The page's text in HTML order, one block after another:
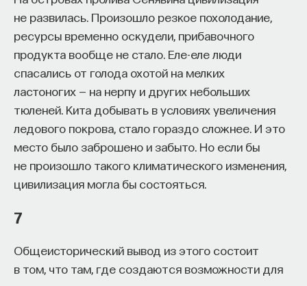
не развилась. Произошло резкое похолодание,
ресурсы временно оскудели, прибавочного
продукта вообще не стало. Еле-еле люди
спасались от голода охотой на мелких
ластоногих — на нерпу и других небольших
тюленей. Кита добывать в условиях увеличения
ледового покрова, стало гораздо сложнее. И это
место было заброшено и забыто. Но если бы
не произошло такого климатического изменения,
цивилизация могла бы состояться.
7
Общеисторический вывод из этого состоит
в том, что там, где создаются возможности для